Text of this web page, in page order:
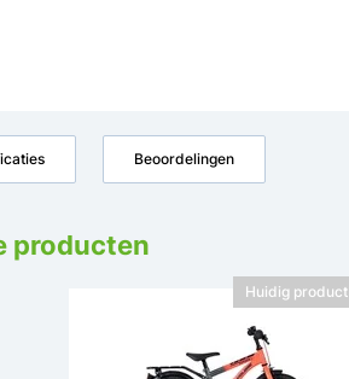
Beoordelingen
producten
Huidig product